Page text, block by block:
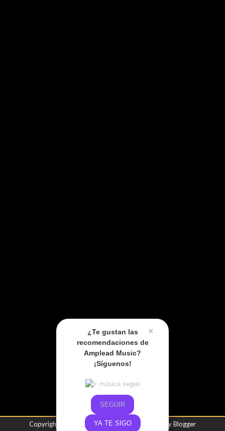
×
¿Te gustan las
recomendaciones de
Amplead Music?
¡Síguenos!
SEGUIR
YA TE SIGO
Copyright © Amplead Music| Powered byBlogger